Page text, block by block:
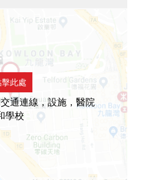
擊此處
通連線，設施，醫院
學校